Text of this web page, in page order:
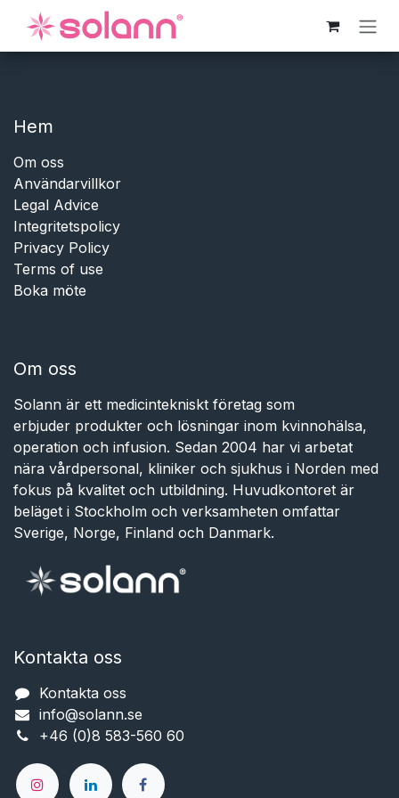
Hoppa till innehåll
Hem​​
Om oss
Användarvillkor
Legal Advice
Integritetspolicy
Privacy Policy
Terms of use
Boka möte
Om oss
Solann är ett medicintekniskt företag som
erbjuder produkter och lösningar inom kvinnohälsa,
operation och infusion. Sedan 2004 har vi arbetat
nära vårdpersonal, kliniker och sjukhus i Norden med
fokus på kvalitet och utbildning. Huvudkontoret är
beläget i Stockholm och verksamheten omfattar
Sverige, Norge, Finland och Danmark.
Kontakta oss
Kontakta oss
info@solann.se​​​​​​
+46 (0)8 583-560 60